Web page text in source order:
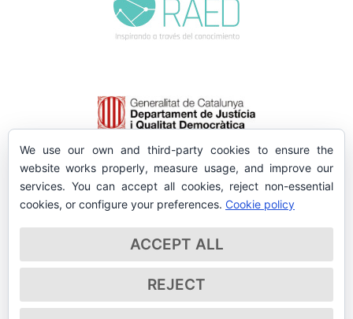
We use our own and third-party cookies to ensure the
website works properly, measure usage, and improve our
services. You can accept all cookies, reject non-essential
cookies, or configure your preferences. Cookie policy
ACCEPT ALL
REJECT